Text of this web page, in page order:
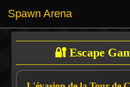
Spawn Arena
🔐 Escape